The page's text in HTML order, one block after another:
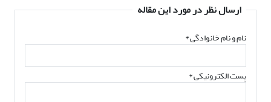
ارسال نظر در مورد این مقاله
نام و نام خانوادگی*
پست الکترونیکی*